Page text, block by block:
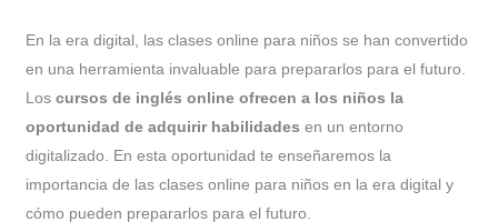
En la era digital, las clases online para niños se han convertido
en una herramienta invaluable para prepararlos para el futuro.
Los cursos de inglés online ofrecen a los niños la
oportunidad de adquirir habilidades en un entorno
digitalizado. En esta oportunidad te enseñaremos la
importancia de las clases online para niños en la era digital y
cómo pueden prepararlos para el futuro.